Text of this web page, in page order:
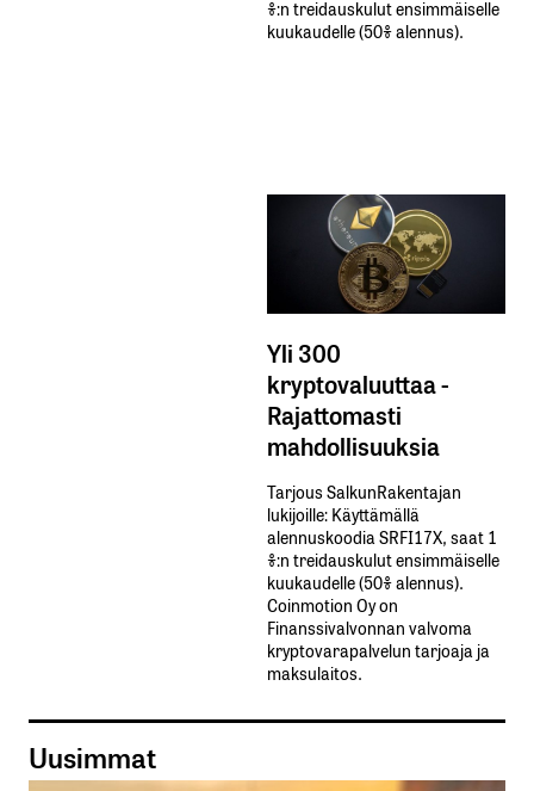
%:n treidauskulut​ ​ensimmäiselle​ ​
kuukaudelle​ ​(50%​ ​alennus).
Yli 300
kryptovaluuttaa -
Rajattomasti
mahdollisuuksia
Tarjous SalkunRakentajan
lukijoille: Käyttämällä​ ​
alennuskoodia​ ​SRFI17X,​ ​saat​ ​1
%:n treidauskulut​ ​ensimmäiselle​ ​
kuukaudelle​ ​(50%​ ​alennus).
Coinmotion Oy on
Finanssivalvonnan valvoma
kryptovarapalvelun tarjoaja ja
maksulaitos.
Uusimmat